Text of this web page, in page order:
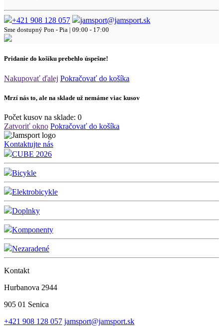
+421 908 128 057 jamsport@jamsport.sk
Sme dostupný Pon - Pia | 09:00 - 17:00
Pridanie do košíku prebehlo úspešne!
Nakupovať ďalej Pokračovať do košíka
Mrzí nás to, ale na sklade už nemáme viac kusov
Počet kusov na sklade: 0
Zatvoriť okno Pokračovať do košíka
Kontaktujte nás
CUBE 2026
Bicykle
Elektrobicykle
Doplnky
Komponenty
Nezaradené
Kontakt
Hurbanova 2944
905 01 Senica
+421 908 128 057 jamsport@jamsport.sk